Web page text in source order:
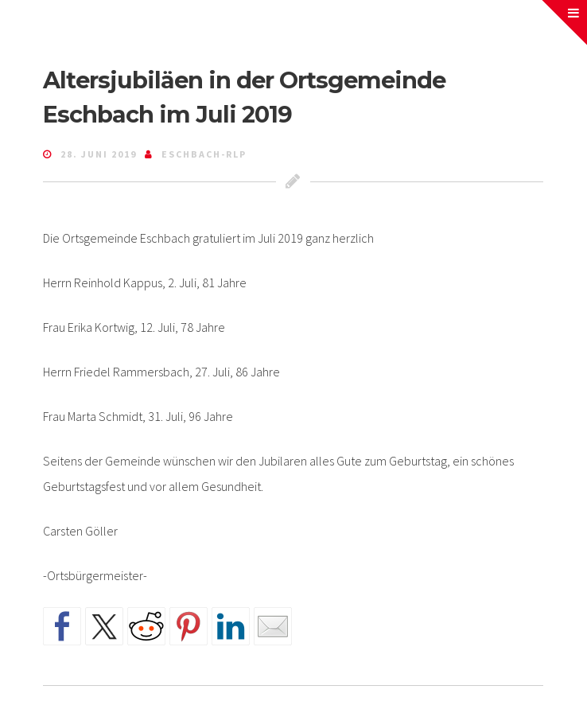
Altersjubiläen in der Ortsgemeinde
Eschbach im Juli 2019
28. JUNI 2019 ESCHBACH-RLP
Die Ortsgemeinde Eschbach gratuliert im Juli 2019 ganz herzlich
Herrn Reinhold Kappus, 2. Juli, 81 Jahre
Frau Erika Kortwig, 12. Juli, 78 Jahre
Herrn Friedel Rammersbach, 27. Juli, 86 Jahre
Frau Marta Schmidt, 31. Juli, 96 Jahre
Seitens der Gemeinde wünschen wir den Jubilaren alles Gute zum Geburtstag, ein schönes
Geburtstagsfest und vor allem Gesundheit.
Carsten Göller
-Ortsbürgermeister-